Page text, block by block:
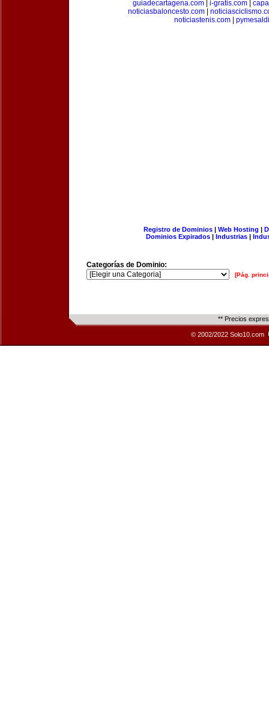
guiadecartagena.com| i-gratis.com|
noticiasbaloncesto.com
noticiastenis.com
Registro de Dominios| Web Hosting |
Dominios Expirados | Industrias |
Categorías de Dominio:
[Pág.
** Precios
© 2002/2022 Solo10.com